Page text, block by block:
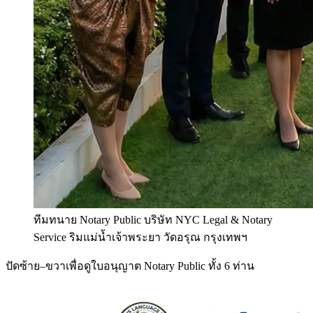
ทีมทนาย Notary Public บริษัท NYC Legal & Notary
Service ริมแม่น้ำเจ้าพระยา วัดอรุณ กรุงเทพฯ
ปัดซ้าย–ขวาเพื่อดูใบอนุญาต Notary Public ทั้ง 6 ท่าน